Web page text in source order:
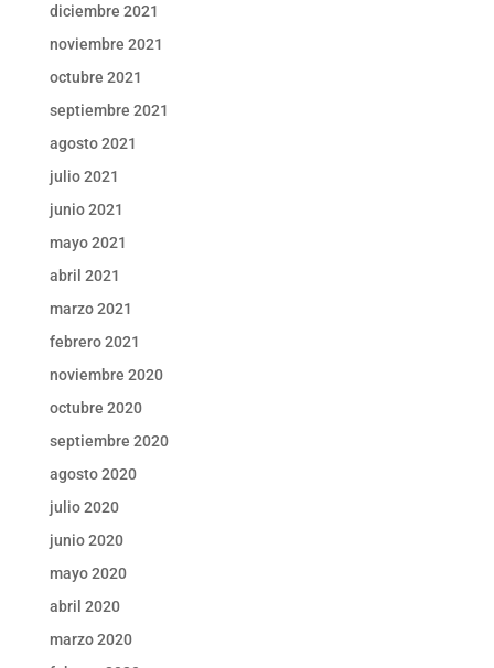
diciembre 2021
noviembre 2021
octubre 2021
septiembre 2021
agosto 2021
julio 2021
junio 2021
mayo 2021
abril 2021
marzo 2021
febrero 2021
noviembre 2020
octubre 2020
septiembre 2020
agosto 2020
julio 2020
junio 2020
mayo 2020
abril 2020
marzo 2020